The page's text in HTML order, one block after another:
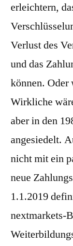
erleichtern,
Verlust des
und das
können. Oder
Wirkliche
aber in den
angesiedelt.
nicht mit ein
neue
1.1.2019
nextmarkets-